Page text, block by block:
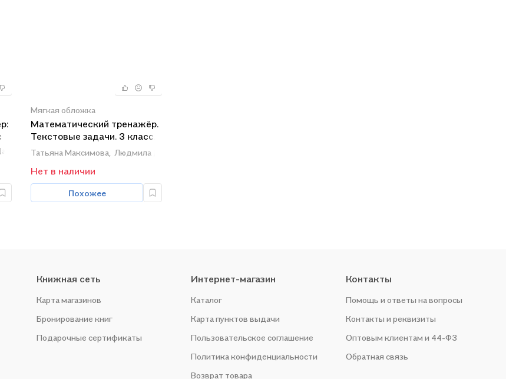
Мягкая обложка
Математический тренажёр.
Текстовые задачи. 3 класс.
ФГОС Новый
Татьяна Максимова, Людмила Давыдкина
Нет в наличии
Похожее
Книжная сеть
Карта магазинов
Бронирование книг
Подарочные сертификаты
Интернет-магазин
Каталог
Карта пунктов выдачи
Пользовательское соглашение
Политика конфиденциальности
Возврат товара
Контакты
Помощь и ответы на вопросы
Контакты и реквизиты
Оптовым клиентам и 44-ФЗ
Обратная связь